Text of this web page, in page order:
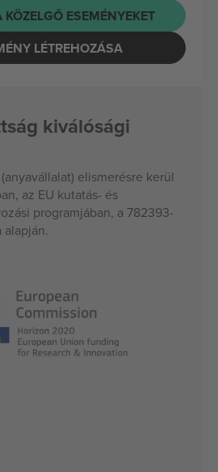
ESEMÉNYEKET
LÉTREHOZÁSA
kiválósági
elismerésre kerül
az EU kutatás- és
programjában, a 782393-
alapján.